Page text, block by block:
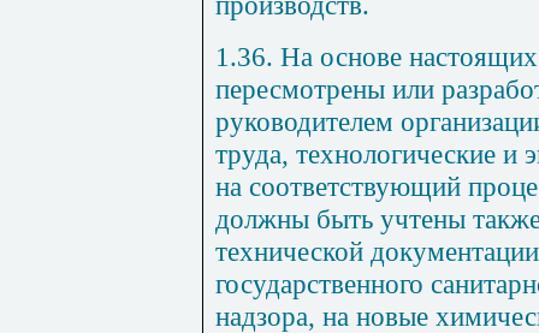
1.36. На основе
пересмотрены или
руководителем
труда, технологические и
на соответствующий
должны быть учтены
технической
государственного
надзора, на новые